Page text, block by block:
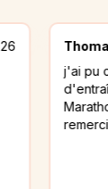
Thomas
j'ai pu
Marathon de
remercie pour